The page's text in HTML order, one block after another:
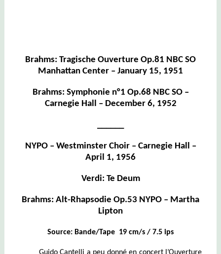
Brahms: Tragische Ouverture Op.81 NBC SO
Manhattan Center – January 15, 1951
Brahms: Symphonie n°1 Op.68 NBC SO –
Carnegie Hall – December 6, 1952
NYPO – Westminster Choir – Carnegie Hall –
April 1, 1956
Verdi: Te Deum
Brahms: Alt-Rhapsodie Op.53 NYPO – Martha
Lipton
Source: Bande/Tape 19 cm/s / 7.5 ips